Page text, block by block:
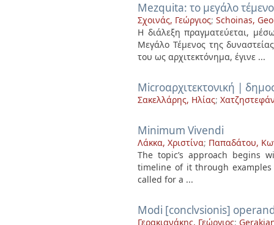
Mezquita: το μεγάλο
Σχοινάς, Γεώργιος; Schoinas,
Η διάλεξη πραγματεύεται,
Μεγάλο Τέμενος της
του ως αρχιτεκτόνημα, έγινε ...
Microαρχιτεκτονική |
Σακελλάρης, Ηλίας;
Minimum Vivendi
Λάκκα, Χριστίνα; Παπαδάτου,
The topic’s approach begins
timeline of it through
called for a ...
Modi [conclvsionis]
Γερακιανάκης, Γεώργιος;